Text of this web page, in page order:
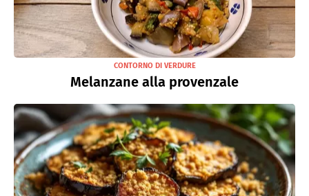
CONTORNO DI VERDURE
Melanzane alla provenzale